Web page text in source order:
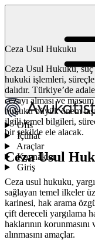
Ofis
İçtihat
Araçlar
Kaynaklar
Giriş
Ceza Usul Hukuku
Ceza Usul Hukuku,
hukuki işlemleri,
dalıdır. Türkiye’de
cezayı alması ve
hukuku büyük önem
ilgili temel bilgileri,
bir şekilde ele alacak.
Ceza Usul
Ceza usul hukuku,
sağlayan temel ilkeler
karinesi, hak arama
çift dereceli yargılama
haklarının
alınmasını amaçlar.